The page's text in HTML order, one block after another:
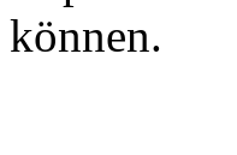
können.